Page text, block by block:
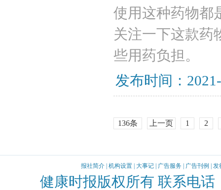
使用这种药物都
关注一下这款药
些用药负担。
发布时间：
136条 上一页 1 2
报社简介 机构设置 大事记 广告服务 广告刊例 发
健康时报版权所有 联系电话